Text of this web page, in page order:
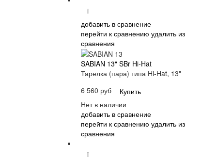
i
добавить в сравнение
перейти к сравнению удалить из
сравнения
SABIAN 13" SBr Hi-Hat
Тарелка (пара) типа Hi-Hat, 13"
6 560 руб
Купить
Нет в наличии
добавить в сравнение
перейти к сравнению удалить из
сравнения
i